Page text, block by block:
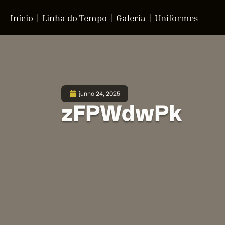
Início Linha do Tempo Galeria Uniformes
junho 24, 2025
zFPWdwPk